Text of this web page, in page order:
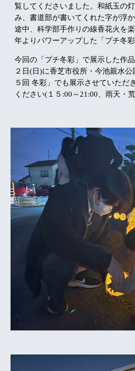
覧してくださいました。和紙玉の
み、書道部が書いてくれた字が浮
途中、科学部手作りの線香花火を
年よりパワーアップした「プチ冬
今回の「プチ冬彩」で展示した作
２日(日)に香芝市役所・今池親水
５回 冬彩」でも展示させていただ
ください(１５:00～21:00、雨天・